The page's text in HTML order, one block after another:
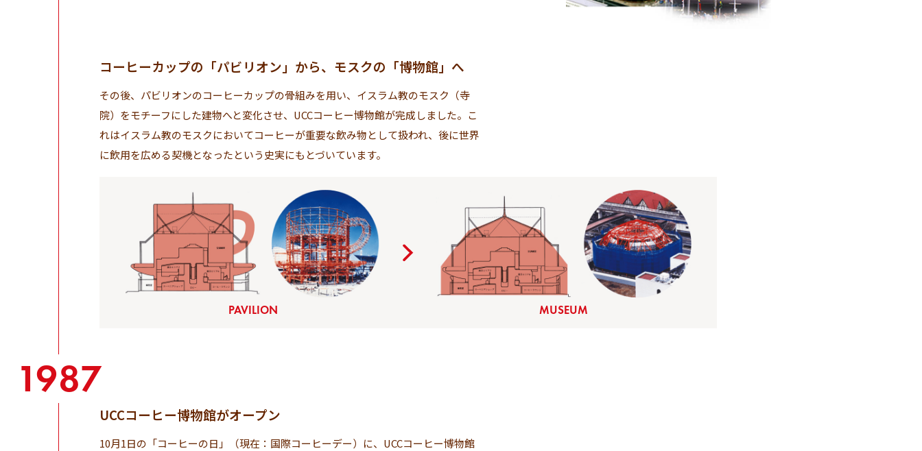
コーヒーカップの「パビリオン」から、モスクの「博物館」へ
その後、パビリオンのコーヒーカップの骨組みを用い、イスラム教のモスク（寺
院）をモチーフにした建物へと変化させ、UCCコーヒー博物館が完成しました。こ
れはイスラム教のモスクにおいてコーヒーが重要な飲み物として扱われ、後に世界
に飲用を広める契機となったという史実にもとづいています。
PAVILION MUSEUM
1987
UCCコーヒー博物館がオープン
10月1日の「コーヒーの日」（現在：国際コーヒーデー）に、UCCコーヒー博物館